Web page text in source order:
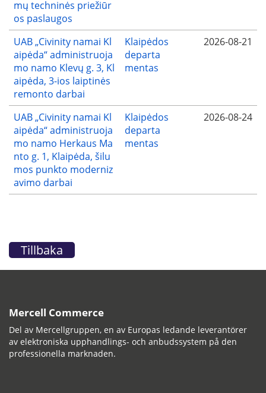
mų techninės priežiūr
os paslaugos
UAB „Civinity namai Kl
aipėda“ administruoja
mo namo Klevų g. 3, Kl
aipėda, 3-ios laiptinės
remonto darbai
Klaipėdos
departa
mentas
2026-08-21
UAB „Civinity namai Kl
aipėda“ administruoja
mo namo Herkaus Ma
nto g. 1, Klaipėda, šilu
mos punkto moderniz
avimo darbai
Klaipėdos
departa
mentas
2026-08-24
Tillbaka
Mercell Commerce
Del av Mercellgruppen, en av Europas ledande leverantörer
av elektroniska upphandlings- och anbudssystem på den
professionella marknaden.